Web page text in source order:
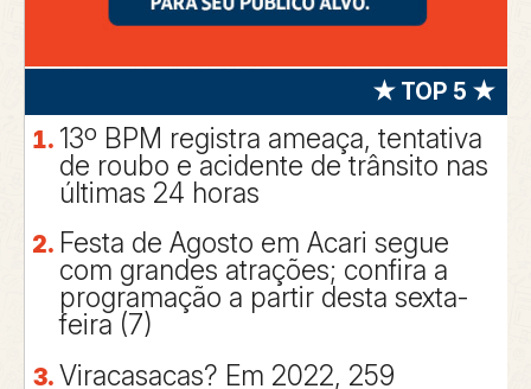
★ TOP 5 ★
13º BPM registra ameaça, tentativa
de roubo e acidente de trânsito nas
últimas 24 horas
Festa de Agosto em Acari segue
com grandes atrações; confira a
programação a partir desta sexta-
feira (7)
Viracasacas? Em 2022, 259